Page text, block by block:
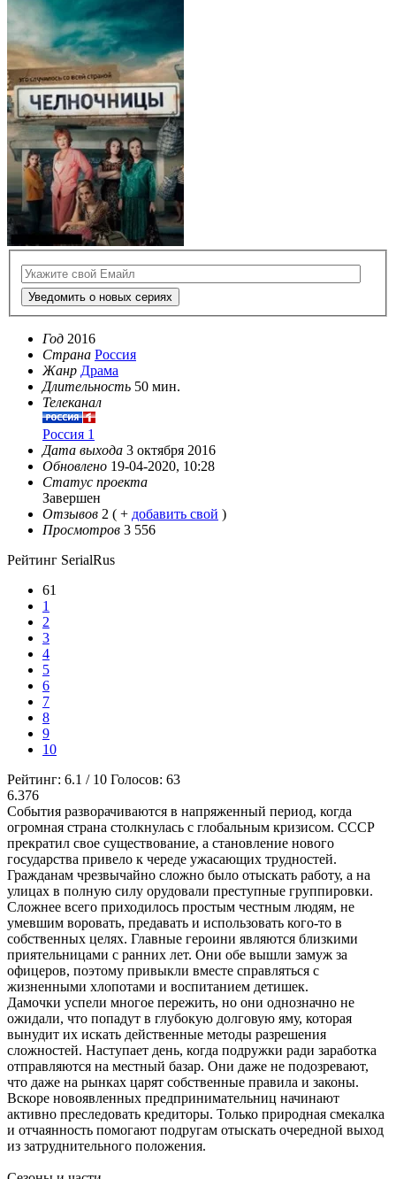
Уведомить о новых сериях
Год 2016
Страна Россия
Жанр Драма
Длительность 50 мин.
Телеканал
Россия 1
Дата выхода 3 октября 2016
Обновлено 19-04-2020, 10:28
Статус проекта
Завершен
Отзывов 2 ( + добавить свой )
Просмотров 3 556
Рейтинг SerialRus
61
1
2
3
4
5
6
7
8
9
10
Рейтинг: 6.1 / 10 Голосов: 63
6.376
События разворачиваются в напряженный период, когда
огромная страна столкнулась с глобальным кризисом. СССР
прекратил свое существование, а становление нового
государства привело к череде ужасающих трудностей.
Гражданам чрезвычайно сложно было отыскать работу, а на
улицах в полную силу орудовали преступные группировки.
Сложнее всего приходилось простым честным людям, не
умевшим воровать, предавать и использовать кого-то в
собственных целях. Главные героини являются близкими
приятельницами с ранних лет. Они обе вышли замуж за
офицеров, поэтому привыкли вместе справляться с
жизненными хлопотами и воспитанием детишек.
Дамочки успели многое пережить, но они однозначно не
ожидали, что попадут в глубокую долговую яму, которая
вынудит их искать действенные методы разрешения
сложностей. Наступает день, когда подружки ради заработка
отправляются на местный базар. Они даже не подозревают,
что даже на рынках царят собственные правила и законы.
Вскоре новоявленных предпринимательниц начинают
активно преследовать кредиторы. Только природная смекалка
и отчаянность помогают подругам отыскать очередной выход
из затруднительного положения.